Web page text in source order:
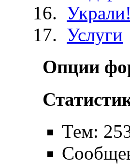
Украли!
Услуги
Опции
Тем: